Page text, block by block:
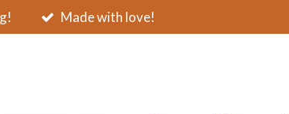
Made with love!